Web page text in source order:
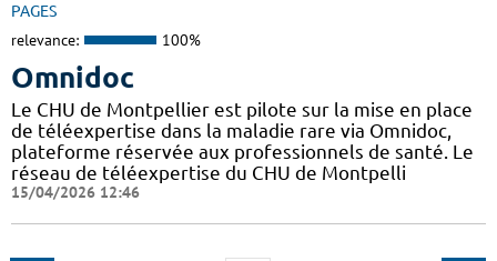
PAGES
relevance: 100%
Omnidoc
Le CHU de Montpellier est pilote sur la mise en place
de téléexpertise dans la maladie rare via Omnidoc,
plateforme réservée aux professionnels de santé. Le
réseau de téléexpertise du CHU de Montpelli
15/04/2026 12:46